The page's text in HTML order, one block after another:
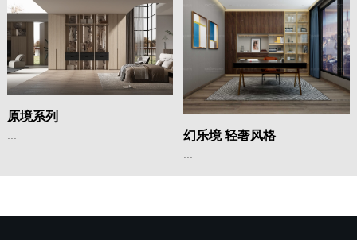
原境系列
... 幻乐境 轻奢风格